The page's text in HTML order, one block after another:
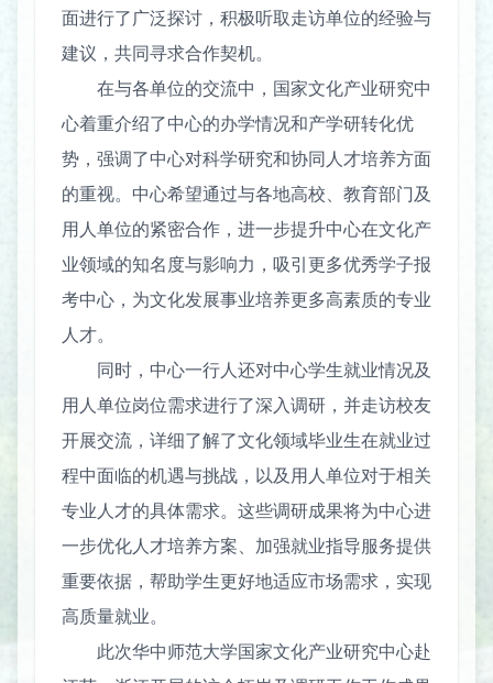
面进行了广泛探讨，积极听取走访单位的经验与
建议，共同寻求合作契机。
在与各单位的交流中，国家文化产业研究中
心着重介绍了中心的办学情况和产学研转化优
势，强调了中心对科学研究和协同人才培养方面
的重视。中心希望通过与各地高校、教育部门及
用人单位的紧密合作，进一步提升中心在文化产
业领域的知名度与影响力，吸引更多优秀学子报
考中心，为文化发展事业培养更多高素质的专业
人才。
同时，中心一行人还对中心学生就业情况及
用人单位岗位需求进行了深入调研，并走访校友
开展交流，详细了解了文化领域毕业生在就业过
程中面临的机遇与挑战，以及用人单位对于相关
专业人才的具体需求。这些调研成果将为中心进
一步优化人才培养方案、加强就业指导服务提供
重要依据，帮助学生更好地适应市场需求，实现
高质量就业。
此次华中师范大学国家文化产业研究中心赴